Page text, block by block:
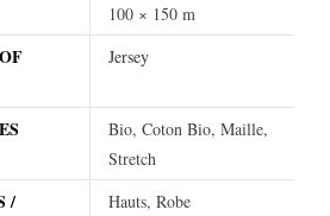
100 × 150 m
Jersey
Bio, Coton Bio, Maille,
Stretch
/
Hauts, Robe